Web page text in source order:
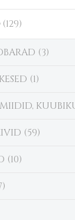
(129)
(3)
(1)
(59)
(10)